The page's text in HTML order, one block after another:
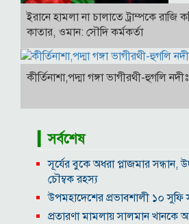
ইরানে হামলা না চালাতে ট্রাম্পকে
কাতার, ওমান: সৌদি কর্মকর্তা
কীর্তিনাশা,পদ্মা গঙ্গা ভাগীরথী-হুগলি
▎সর্বশেষ
সূর্যের বুকে অধরা প্লাজমার
চৌম্বক রহস্য
উপমহাদেশের প্রভাবশালী ১০ সুফি
প্রতারণা মামলায় সালমান